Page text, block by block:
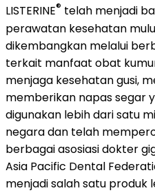
LISTERINE® telah menjadi
perawatan kesehatan
dikembangkan melalui
terkait manfaat obat
menjaga kesehatan gusi,
memberikan napas segar
digunakan lebih dari satu
negara dan telah
berbagai asosiasi dokter
Asia Pacific Dental
menjadi salah satu produk